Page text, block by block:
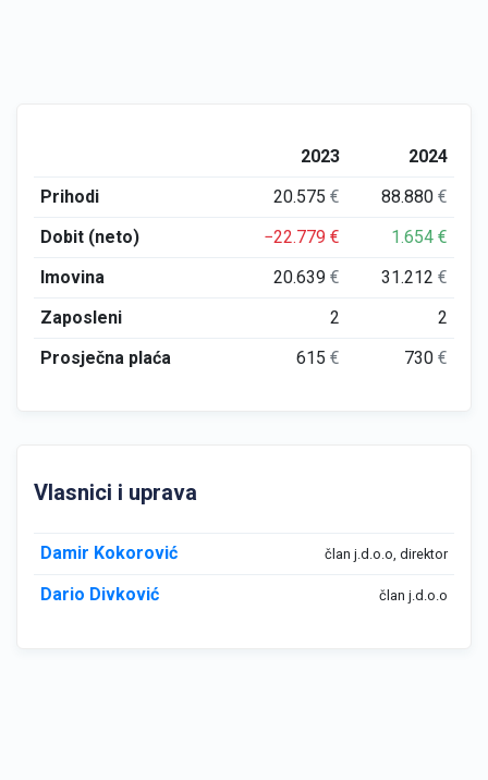
2023
2024
Prihodi
20.575€ 88.880€
Dobit (neto)
−22.779€ 1.654€
Imovina
20.639€ 31.212€
Zaposleni
2
2
Prosječna plaća
615€ 730€
Vlasnici i uprava
Damir Kokorović član j.d.o.o, direktor
Dario Divković član j.d.o.o